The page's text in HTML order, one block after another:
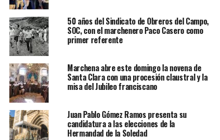
50 años del Sindicato de Obreros del Campo,
SOC, con el marchenero Paco Casero como
primer referente
Marchena abre este domingo la novena de
Santa Clara con una procesión claustral y la
misa del Jubileo franciscano
Juan Pablo Gómez Ramos presenta su
candidatura a las elecciones de la
Hermandad de la Soledad